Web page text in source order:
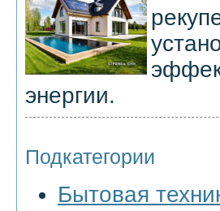
энергии.
Подкатегории
Бытовая